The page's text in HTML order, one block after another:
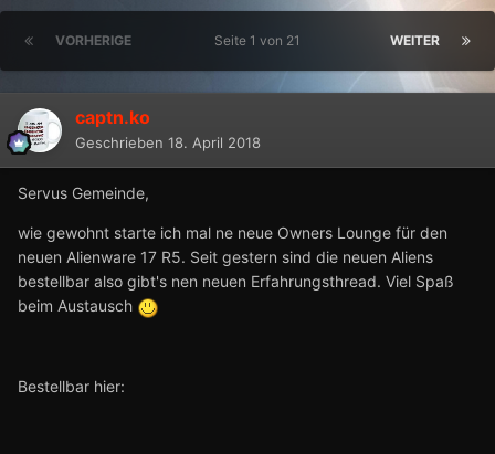
VORHERIGE WEITER
Seite 1 von 21
captn.ko
Geschrieben 18. April 2018
Servus Gemeinde,
wie gewohnt starte ich mal ne neue Owners Lounge für den
neuen Alienware 17 R5. Seit gestern sind die neuen Aliens
bestellbar also gibt's nen neuen Erfahrungsthread. Viel Spaß
beim Austausch
Bestellbar hier: